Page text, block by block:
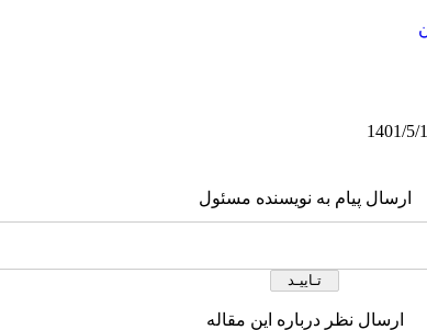
ارسال پیام به نویسنده مسئول
ارسال نظر درباره این مقاله